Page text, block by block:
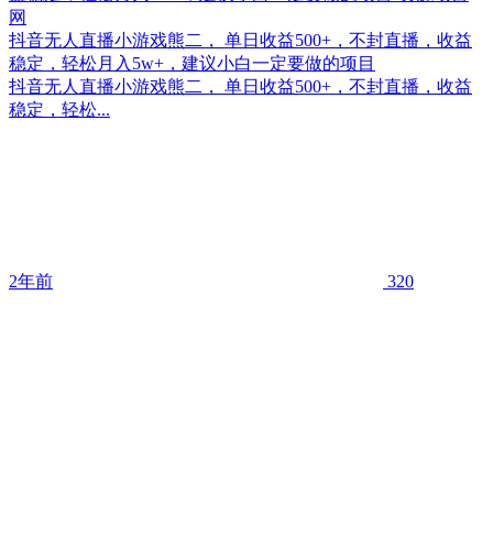
抖音无人直播小游戏熊二， 单日收益500+，不封直播，收益
稳定，轻松月入5w+，建议小白一定要做的项目
抖音无人直播小游戏熊二， 单日收益500+，不封直播，收益
稳定，轻松...
2年前 320